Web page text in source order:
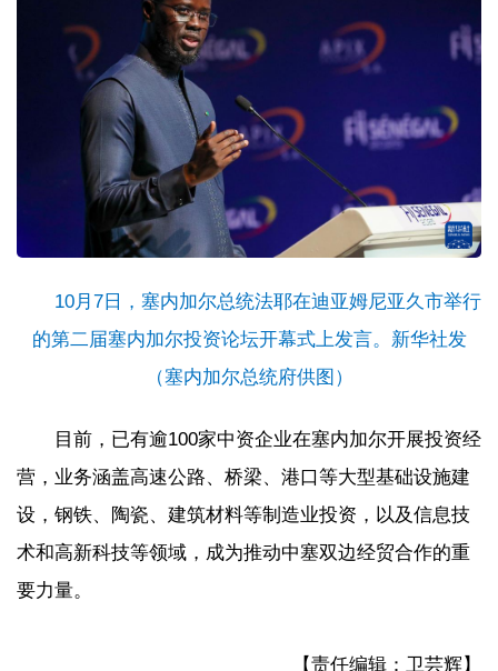
10月7日，塞内加尔总统法耶在迪亚姆尼亚久市举行
的第二届塞内加尔投资论坛开幕式上发言。新华社发
（塞内加尔总统府供图）
目前，已有逾100家中资企业在塞内加尔开展投资经
营，业务涵盖高速公路、桥梁、港口等大型基础设施建
设，钢铁、陶瓷、建筑材料等制造业投资，以及信息技
术和高新科技等领域，成为推动中塞双边经贸合作的重
要力量。
【责任编辑：卫芸辉】